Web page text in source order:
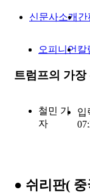
신문사소개 간
오피니언 칼
트럼프의 가
철민 기
자
입
● 쉬리판(